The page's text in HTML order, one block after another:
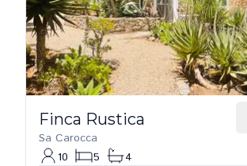
Finca Rustica
Sa Carocca
10
5 4